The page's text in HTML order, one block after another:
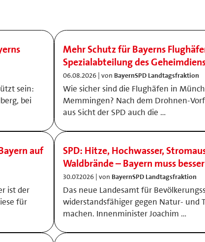
sein:
bei
Mehr Schutz für Bayerns
Spezialabteilung des
06.08.2026 | von BayernSPD Landtagsfraktion
Wie sicher sind die Flughäfen in
Memmingen? Nach dem Drohnen-
aus Sicht der SPD auch die …
auf
ist der
für
SPD: Hitze, Hochwasser,
Waldbrände – Bayern muss
30.07.2026 | von BayernSPD Landtagsfraktion
Das neue Landesamt für
widerstandsfähiger gegen Natur- und
machen. Innenminister Joachim …